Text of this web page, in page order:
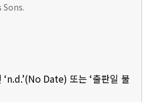
Date) 또는 ‘출판일 불